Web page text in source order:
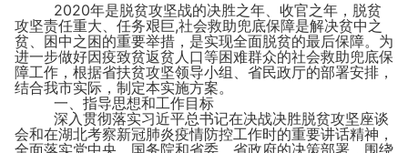
2020年是脱贫攻坚战的决胜之年、收官之年，脱贫
攻坚责任重大、任务艰巨,社会救助兜底保障是解决贫中之
贫、困中之困的重要举措，是实现全面脱贫的最后保障。为
进一步做好因疫致贫返贫人口等困难群众的社会救助兜底保
障工作，根据省扶贫攻坚领导小组、省民政厅的部署安排，
结合我市实际，制定本实施方案。
一、指导思想和工作目标
深入贯彻落实习近平总书记在决战决胜脱贫攻坚座谈
会和在湖北考察新冠肺炎疫情防控工作时的重要讲话精神，
全面落实党中央、国务院和省委、省政府的决策部署，围绕